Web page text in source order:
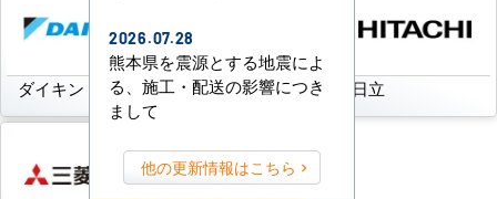
ダイキン 三菱電機 日立
2026.07.28
熊本県を震源とする地震によ
る、施工・配送の影響につき
まして
他の更新情報はこちら